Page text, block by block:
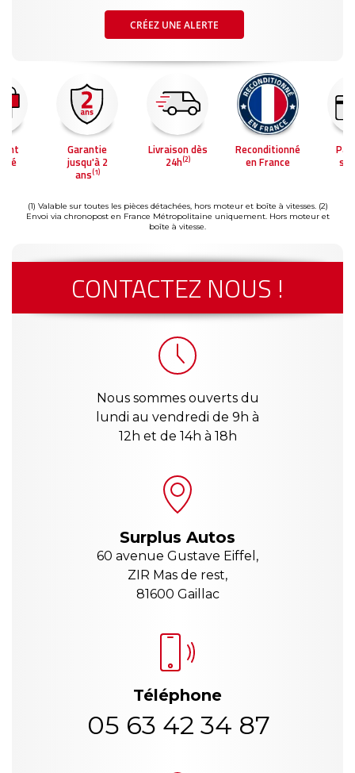
CRÉEZ UNE ALERTE
Garantie
jusqu'à 2
ans(1)
Livraison dès
24h(2)
Reconditionné
en France
(1) Valable sur toutes les pièces détachées, hors moteur et boîte à vitesses. (2)
Envoi via chronopost en France Métropolitaine uniquement. Hors moteur et
boîte à vitesse.
CONTACTEZ NOUS !
Nous sommes ouverts du
lundi au vendredi de 9h à
12h et de 14h à 18h
Surplus Autos
60 avenue Gustave Eiffel,
ZIR Mas de rest,
81600 Gaillac
Téléphone
05 63 42 34 87